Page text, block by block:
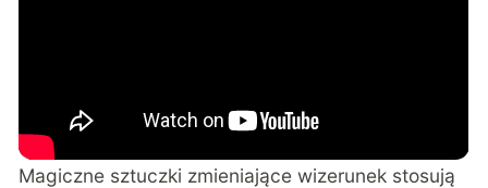
Magiczne sztuczki zmieniające wizerunek stosują